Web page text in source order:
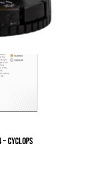
– Cyclops